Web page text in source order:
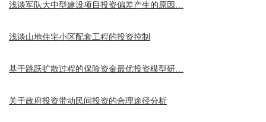
浅谈军队大中型建设项目投资偏差产生的原因…
浅谈山地住宅小区配套工程的投资控制
基于跳跃扩散过程的保险资金最优投资模型研…
关于政府投资带动民间投资的合理途径分析